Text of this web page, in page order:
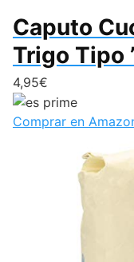
Caputo
Trigo Tipo
4,95€
Comprar en